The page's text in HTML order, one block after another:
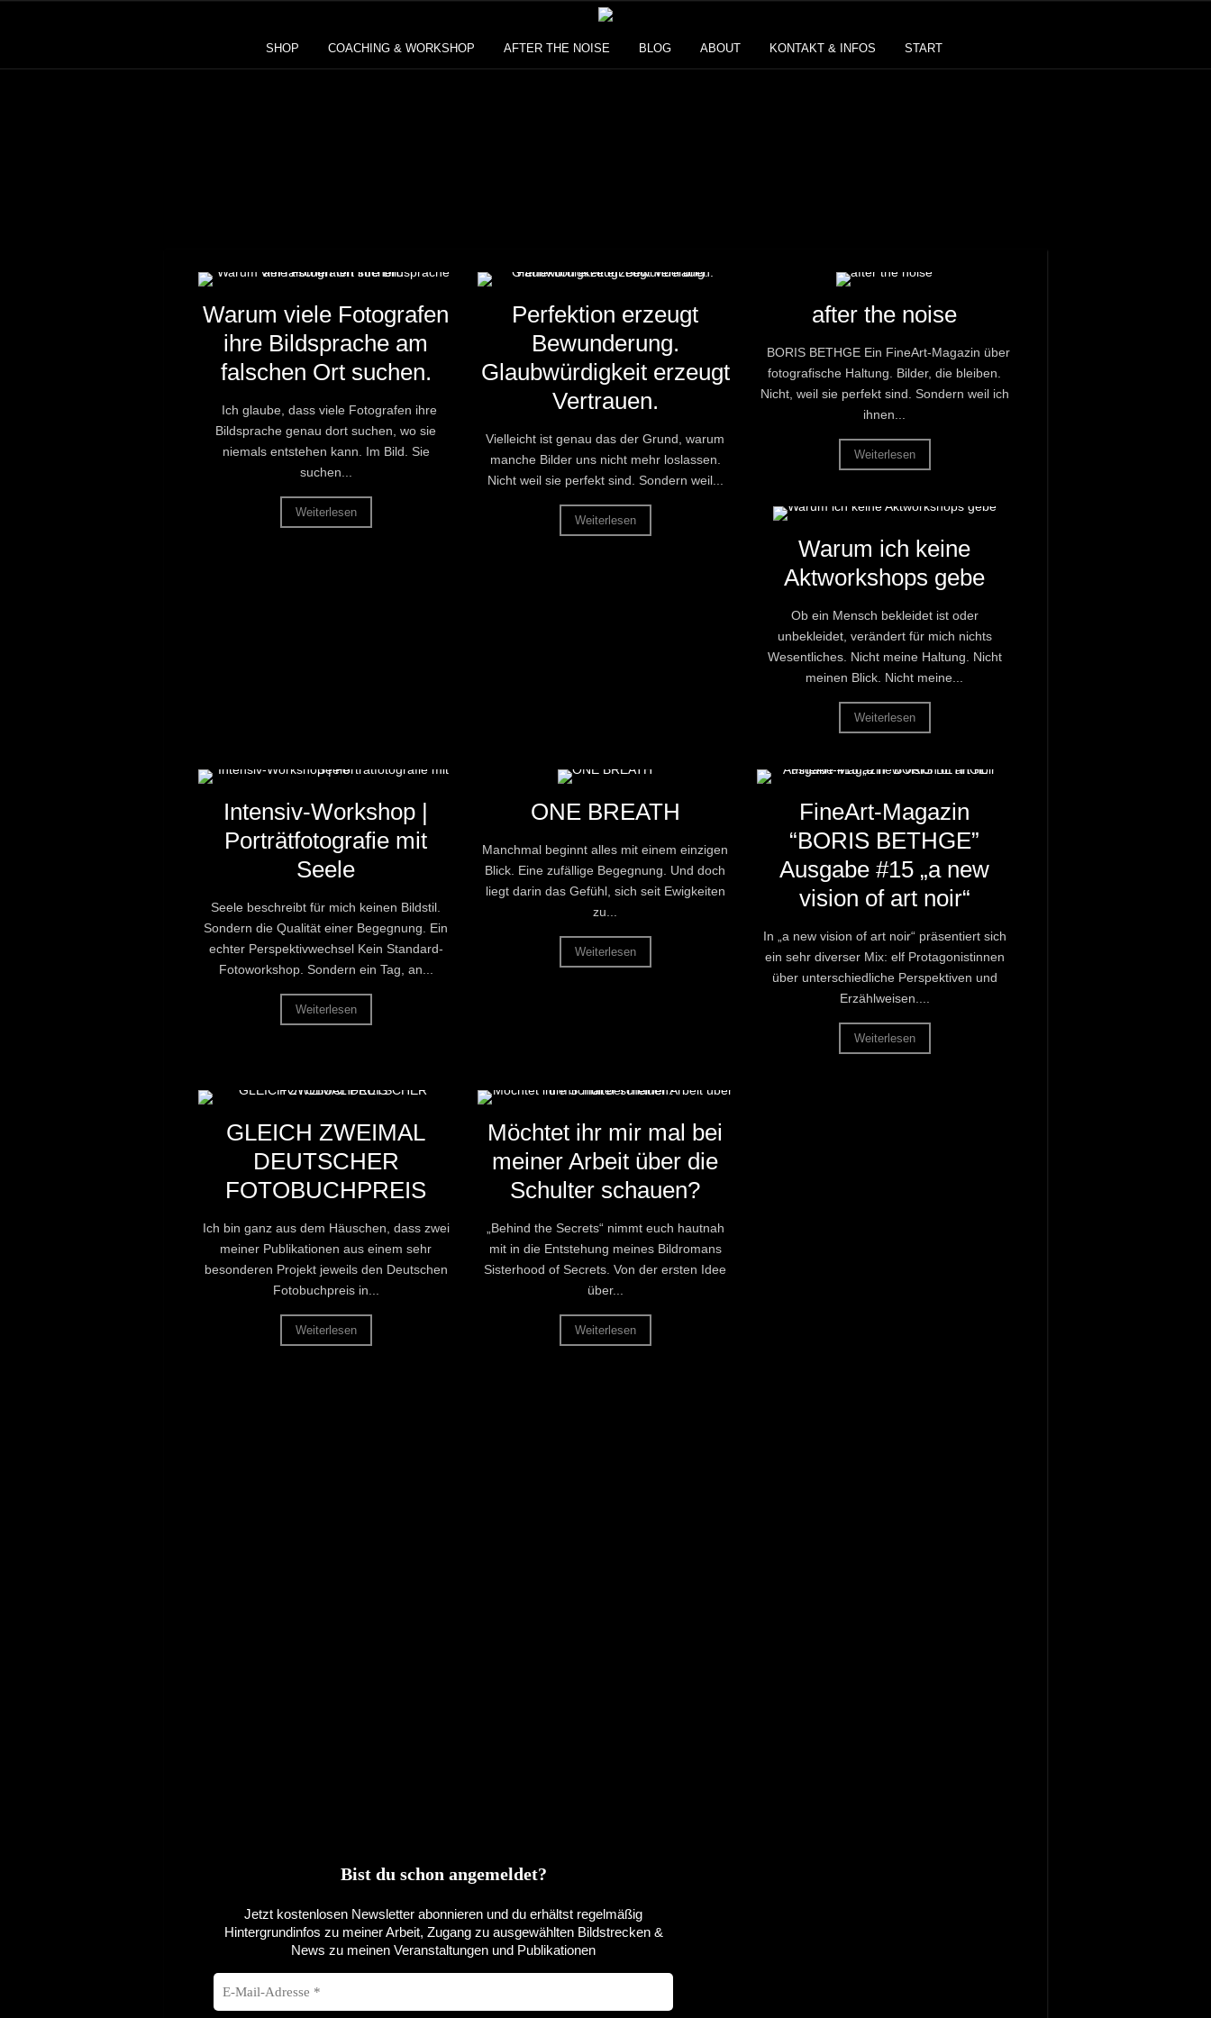
SHOP COACHING & WORKSHOP AFTER THE NOISE BLOG ABOUT KONTAKT & INFOS START
Warum viele Fotografen
ihre Bildsprache am
falschen Ort suchen.
Ich glaube, dass viele Fotografen ihre
Bildsprache genau dort suchen, wo sie
niemals entstehen kann. Im Bild. Sie
suchen...
Weiterlesen
Perfektion erzeugt
Bewunderung.
Glaubwürdigkeit erzeugt
Vertrauen.
Vielleicht ist genau das der Grund, warum
manche Bilder uns nicht mehr loslassen.
Nicht weil sie perfekt sind. Sondern weil...
Weiterlesen
after the noise
BORIS BETHGE Ein FineArt-Magazin über
fotografische Haltung. Bilder, die bleiben.
Nicht, weil sie perfekt sind. Sondern weil ich
ihnen...
Weiterlesen
Warum ich keine
Aktworkshops gebe
Ob ein Mensch bekleidet ist oder
unbekleidet, verändert für mich nichts
Wesentliches. Nicht meine Haltung. Nicht
meinen Blick. Nicht meine...
Weiterlesen
Intensiv-Workshop |
Porträtfotografie mit
Seele
Seele beschreibt für mich keinen Bildstil.
Sondern die Qualität einer Begegnung. Ein
echter Perspektivwechsel Kein Standard-
Fotoworkshop. Sondern ein Tag, an...
Weiterlesen
ONE BREATH
Manchmal beginnt alles mit einem einzigen
Blick. Eine zufällige Begegnung. Und doch
liegt darin das Gefühl, sich seit Ewigkeiten
zu...
Weiterlesen
FineArt-Magazin
“BORIS BETHGE”
Ausgabe #15 „a new
vision of art noir“
In „a new vision of art noir“ präsentiert sich
ein sehr diverser Mix: elf Protagonistinnen
über unterschiedliche Perspektiven und
Erzählweisen....
Weiterlesen
GLEICH ZWEIMAL
DEUTSCHER
FOTOBUCHPREIS
Ich bin ganz aus dem Häuschen, dass zwei
meiner Publikationen aus einem sehr
besonderen Projekt jeweils den Deutschen
Fotobuchpreis in...
Weiterlesen
Möchtet ihr mir mal bei
meiner Arbeit über die
Schulter schauen?
„Behind the Secrets“ nimmt euch hautnah
mit in die Entstehung meines Bildromans
Sisterhood of Secrets. Von der ersten Idee
über...
Weiterlesen
Bist du schon angemeldet?
Jetzt kostenlosen Newsletter abonnieren und du erhältst regelmäßig
Hintergrundinfos zu meiner Arbeit, Zugang zu ausgewählten Bildstrecken &
News zu meinen Veranstaltungen und Publikationen